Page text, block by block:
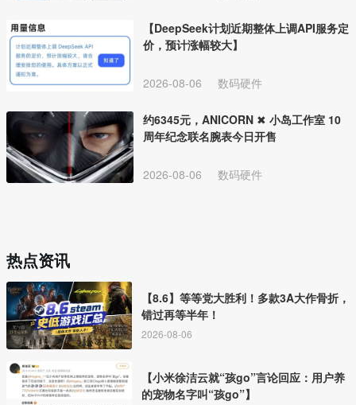
【DeepSeek计划近期整体上调API服务定
价，预计涨幅较大】
2026-08-06 数码硬件
约6345元，ANICORN ✖ 小岛工作室 10
周年纪念联名腕表今日开售
2026-08-06 数码硬件
热点资讯
【8.6】等等党大胜利！多款3A大作骨折，
错过再等半年！
2026-08-06
【小米徐洁云就“孩go”言论回应：用户养
的宠物名字叫“孩go”】